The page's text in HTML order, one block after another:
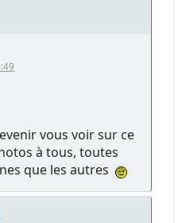
vous voir sur ce
à tous, toutes
que les autres